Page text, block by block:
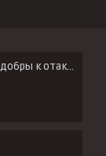
Где те девушки, что были бы добры к отаку?